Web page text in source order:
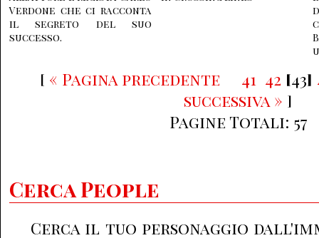
Verdone che ci racconta
il segreto del suo
successo.
[ « Pagina precedente 41 42 [43]
successiva » ]
Pagine Totali: 57
Cerca People
Cerca il tuo personaggio